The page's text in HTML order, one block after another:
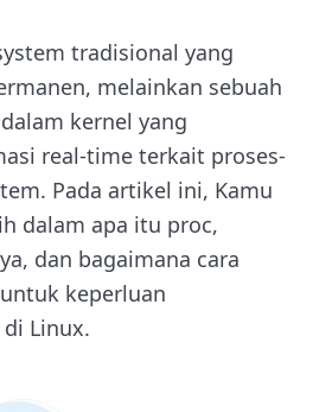
tradisional yang
melainkan sebuah
kernel yang
real-time terkait proses-
Pada artikel ini, Kamu
dalam apa itu proc,
dan bagaimana cara
keperluan
Linux.